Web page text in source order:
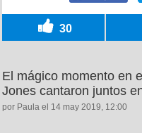
30
El mágico momento en
Jones cantaron juntos
por Paula el 14 may 2019, 12:00